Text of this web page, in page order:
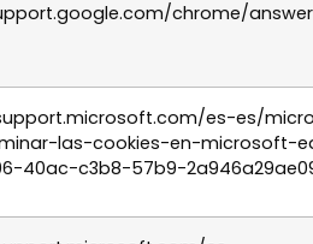
chrome/
es-es/
las-cookies-en-microsoft-
40ac-c3b8-57b9-